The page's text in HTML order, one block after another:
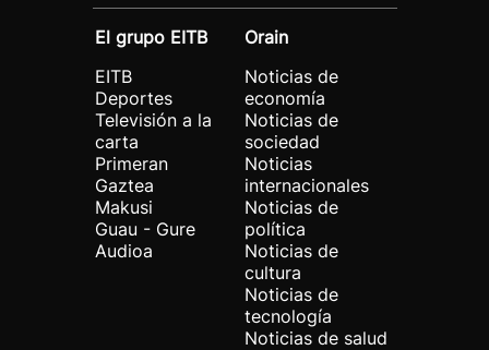
El grupo EITB
EITB
Deportes
Televisión a la
carta
Primeran
Gaztea
Makusi
Guau - Gure
Audioa
Orain
Noticias de
economía
Noticias de
sociedad
Noticias
internacionales
Noticias de
política
Noticias de
cultura
Noticias de
tecnología
Noticias de salud